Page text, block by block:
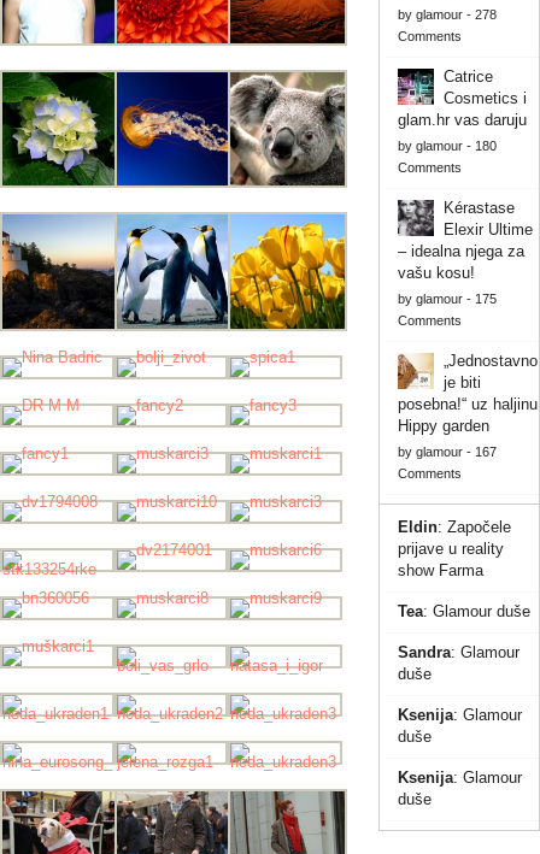
by glamour- 278
Comments
Catrice
Cosmetics i
glam.hr vas daruju
by glamour- 180
Comments
Kérastase
Elexir Ultime
– idealna njega za
vašu kosu!
by glamour- 175
Comments
„Jednostavno
je biti
posebna!“ uz haljinu
Hippy garden
by glamour- 167
Comments
Eldin: Započele
prijave u reality
show Farma
Tea: Glamour duše
Sandra: Glamour
duše
Ksenija: Glamour
duše
Ksenija: Glamour
duše